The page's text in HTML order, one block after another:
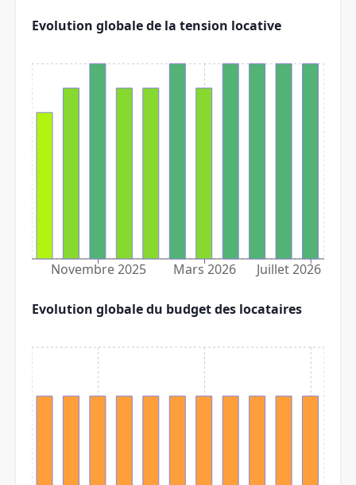
Evolution globale de la tension locative
Novembre 2025 Mars 2026 Juillet 2026
Evolution globale du budget des locataires